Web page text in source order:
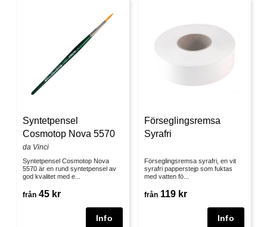
Syntetpensel
Cosmotop Nova 5570
da Vinci
Syntetpensel Cosmotop Nova
5570 är en rund syntetpensel av
god kvalitet med e...
från 45 kr
Förseglingsremsa
Syrafri
Förseglingsremsa syrafri, en vit
syrafri papperstejp som fuktas
med vatten fö...
från 119 kr